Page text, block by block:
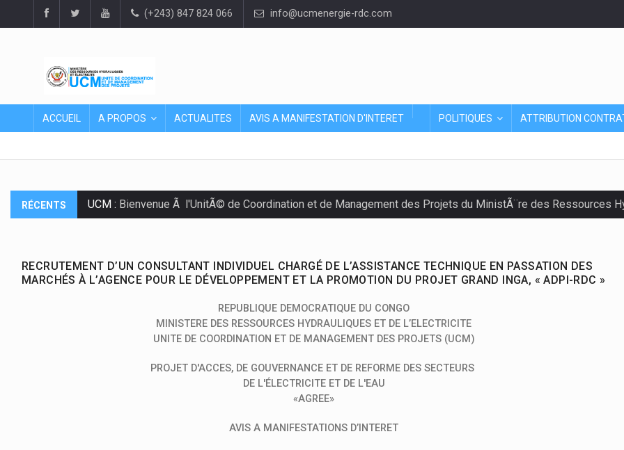
(+243) 847 824 066 info@ucmenergie-rdc.com
ACCUEIL A PROPOS ACTUALITES AVIS A MANIFESTATION D'INTERET POLITIQUES ATTRIBUTION
RÉCENTS
UCM :Bienvenue Ã l'UnitÃ© de Coordination et de Management des Projets du MinistÃ¨re des Ressources
RECRUTEMENT D’UN CONSULTANT INDIVIDUEL CHARGÉ DE L’ASSISTANCE TECHNIQUE EN PASSATION DES
MARCHÉS À L’AGENCE POUR LE DÉVELOPPEMENT ET LA PROMOTION DU PROJET GRAND INGA, « ADPI-RDC »
REPUBLIQUE DEMOCRATIQUE DU CONGO
MINISTERE DES RESSOURCES HYDRAULIQUES ET DE L’ELECTRICITE
UNITE DE COORDINATION ET DE MANAGEMENT DES PROJETS (UCM)
PROJET D'ACCES, DE GOUVERNANCE ET DE REFORME DES SECTEURS
DE L'ÉLECTRICITE ET DE L'EAU
«AGREE»
AVIS A MANIFESTATIONS D’INTERET